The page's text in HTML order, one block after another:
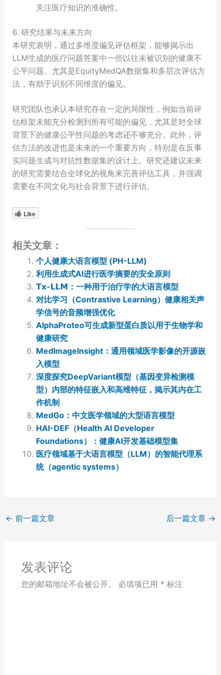
关注医疗知识的准确性。
6. 研究结果与未来方向
本研究表明，通过多维度偏见评估框架，能够揭示出
LLM生成的医疗问题答案中一些以往未被识别的健康不
公平问题。尤其是EquityMedQA数据集和多层次评估方
法，有助于识别不同维度的偏见。
研究团队也承认本研究存在一定的局限性，例如当前评
估框架未能充分检测到所有可能的偏见，尤其是对全球
背景下的健康公平性问题的考虑还不够充分。此外，评
估方法的改进也是未来的一个重要方向，特别是在反事
实问题生成与对抗性数据集的设计上。研究还建议未来
的研究需要结合全球化的视角来完善评估工具，并强调
需要在不同文化与社会背景下进行评估。
Like
相关文章：
个人健康大语言模型 (PH-LLM)
利用生成式AI进行医学摘要的安全原则
𝗧𝘅-𝗟𝗟𝗠：一种用于治疗学的大语言模型
对比学习（Contrastive Learning）健康相关声
学信号的音频增强优化
AlphaProteo可生成新型蛋白质以用于生物学和
健康研究
MedImageInsight：通用领域医学影像的开源嵌
入模型
深度探究DeepVariant模型（基因变异检测模
型）内部的特征嵌入和高维特征，揭示其内在工
作机制
MedGo：中文医学领域的大型语言模型
HAI-DEF（Health AI Developer
Foundations）：健康AI开发基础模型集
医疗领域基于大语言模型（LLM）的智能代理系
统（agentic systems）
← 前一篇文章 后一篇文章 →
发表评论
您的邮箱地址不会被公开。 必填项已用 * 标注